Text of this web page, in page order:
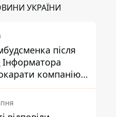
УКРАЇНИ
після
Інформатора
компанію-
ПриватБанку